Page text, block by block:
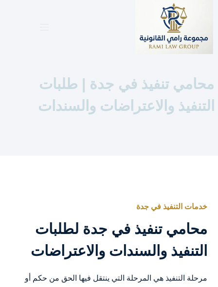
محامي تنفيذ في جدة | طلبات
التنفيذ والاعتراضات والسندات
خدمات التنفيذ في جدة
محامي تنفيذ في جدة لطلبات
التنفيذ والسندات والاعتراضات
مرحلة التنفيذ هي المرحلة التي ينتقل فيها الحق من حكم أو